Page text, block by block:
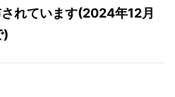
れています(2024年12月
)